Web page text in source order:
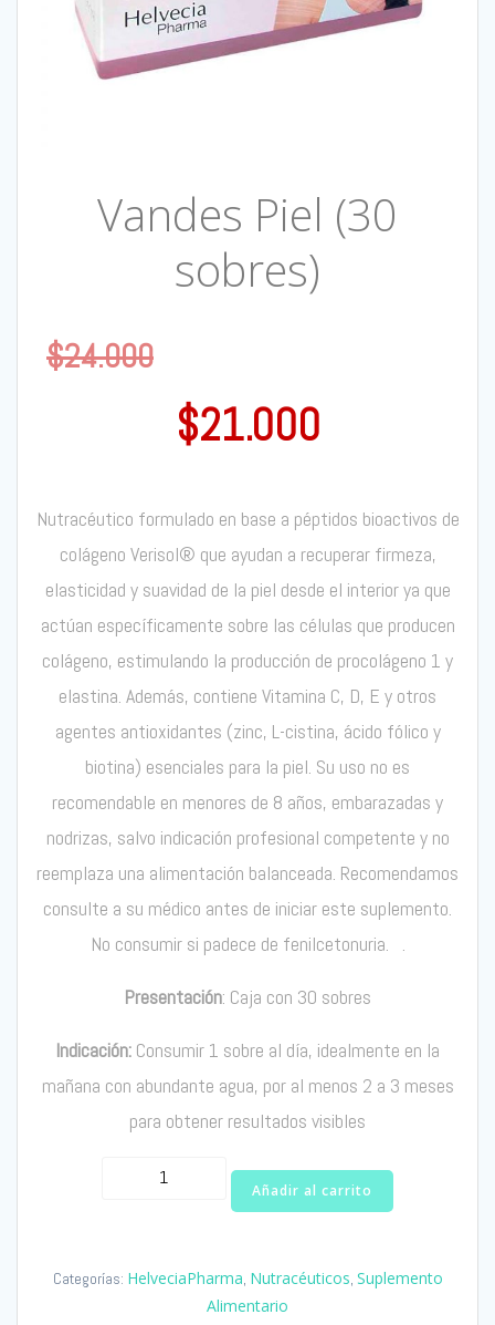
Vandes Piel (30
sobres)
$24.000
$21.000
Nutracéutico formulado en base a péptidos bioactivos de
colágeno Verisol® que ayudan a recuperar firmeza,
elasticidad y suavidad de la piel desde el interior ya que
actúan específicamente sobre las células que producen
colágeno, estimulando la producción de procolágeno 1 y
elastina. Además, contiene Vitamina C, D, E y otros
agentes antioxidantes (zinc, L-cistina, ácido fólico y
biotina) esenciales para la piel. Su uso no es
recomendable en menores de 8 años, embarazadas y
nodrizas, salvo indicación profesional competente y no
reemplaza una alimentación balanceada. Recomendamos
consulte a su médico antes de iniciar este suplemento.
No consumir si padece de fenilcetonuria. .
Presentación: Caja con 30 sobres
Indicación: Consumir 1 sobre al día, idealmente en la
mañana con abundante agua, por al menos 2 a 3 meses
para obtener resultados visibles
Vandes
cantidad
Añadir al carrito
Categorías: HelveciaPharma, Nutracéuticos, Suplemento
Alimentario